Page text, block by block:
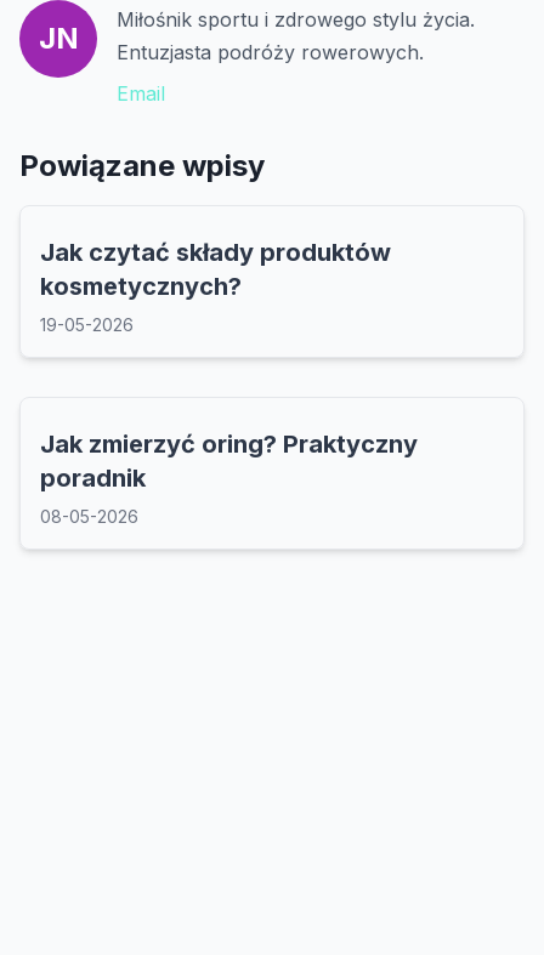
JN
Miłośnik sportu i zdrowego stylu życia.
Entuzjasta podróży rowerowych.
Email
Powiązane wpisy
Jak czytać składy produktów
kosmetycznych?
19-05-2026
Jak zmierzyć oring? Praktyczny
poradnik
08-05-2026